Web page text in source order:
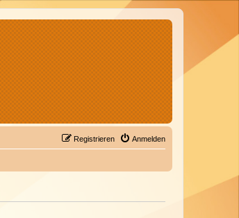
Anmelden
Registrieren